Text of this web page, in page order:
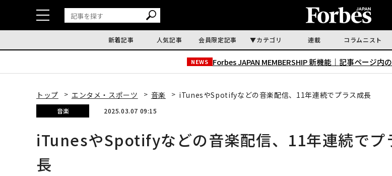
新着記事 人気記事 会員限定記事 カテゴリ 連載 コラムニスト
NEWS Forbes JAPAN MEMBERSHIP 新機能｜ 記事ページ内
トップ エンタメ・スポーツ 音楽 iTunesやSpotifyなどの音楽配信、11年連続でプラス成長
音楽 2025.03.07 09:15
iTunesやSpotifyなどの音楽配信、11年連続でプ
長